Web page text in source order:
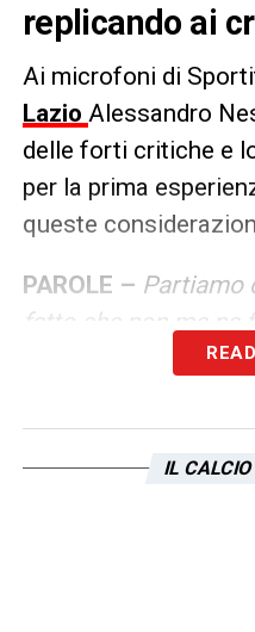
replicando ai
Ai microfoni di
Lazio Alessandro
delle forti critiche e
per la prima
queste
PAROLE – Partiamo
fatto che non me ne
scetticismo attorno
nessuno ci è nato in
ne frega nulla. L’ho
IL